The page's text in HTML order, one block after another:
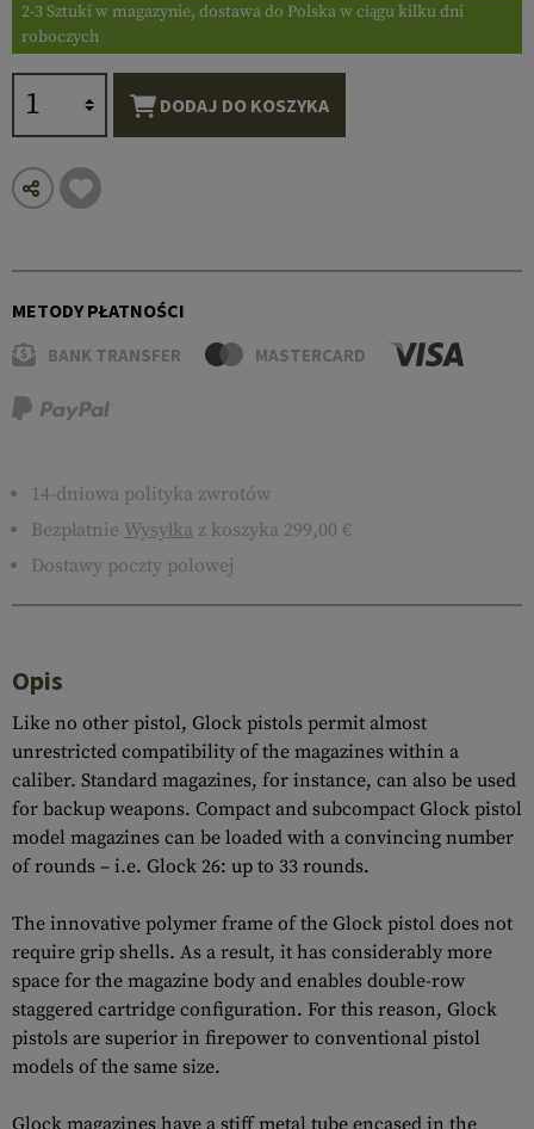
2-3 Sztuki w magazynie, dostawa do Polska w ciągu kilku dni
roboczych
DODAJ DO KOSZYKA
METODY PŁATNOŚCI
BANK TRANSFER MASTERCARD
14-dniowa polityka zwrotów
Bezpłatnie Wysyłka z koszyka 299,00 €
Dostawy poczty polowej
Opis
Like no other pistol, Glock pistols permit almost
unrestricted compatibility of the magazines within a
caliber. Standard magazines, for instance, can also be used
for backup weapons. Compact and subcompact Glock pistol
model magazines can be loaded with a convincing number
of rounds – i.e. Glock 26: up to 33 rounds.
The innovative polymer frame of the Glock pistol does not
require grip shells. As a result, it has considerably more
space for the magazine body and enables double-row
staggered cartridge configuration. For this reason, Glock
pistols are superior in firepower to conventional pistol
models of the same size.
Glock magazines have a stiff metal tube encased in the